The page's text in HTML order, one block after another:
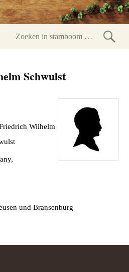
Schwulst
Wilhelm
und Bransenburg